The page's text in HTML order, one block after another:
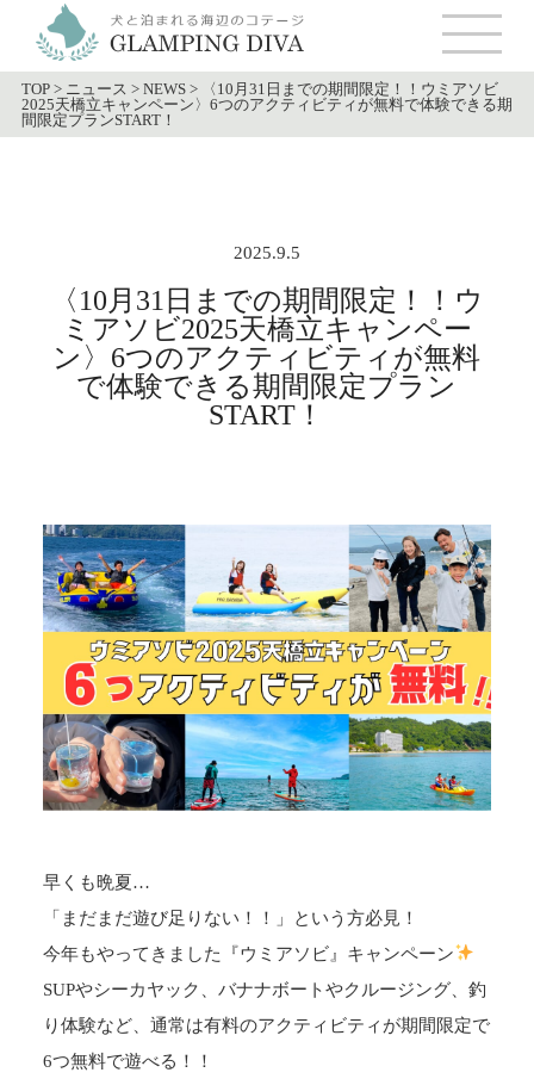
TOP > ニュース >NEWS >
〈10月31日までの期間限定！！ウミアソビ
2025天橋立キャンペーン〉6つのアクティビティが無料で体験できる期
間限定プランSTART！
2025.9.5
〈10月31日までの期間限定！！ウ
ミアソビ2025天橋立キャンペー
ン〉6つのアクティビティが無料
で体験できる期間限定プラン
START！
早くも晩夏…
「まだまだ遊び足りない！！」という方必見！
今年もやってきました『ウミアソビ』キャンペーン
SUPやシーカヤック、バナナボートやクルージング、釣
り体験など、通常は有料のアクティビティが期間限定で
6つ無料で遊べる！！